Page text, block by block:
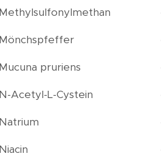
Methylsulfonylmethan
Mönchspfeffer
Mucuna pruriens
N-Acetyl-L-Cystein
Natrium
Niacin